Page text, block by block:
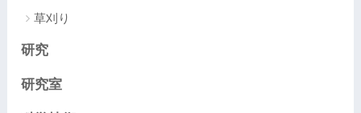
草刈り
研究
研究室